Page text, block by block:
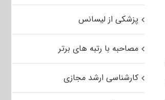
پزشکی از لیسانس
مصاحبه با رتبه های برتر
کارشناسی ارشد مجازی